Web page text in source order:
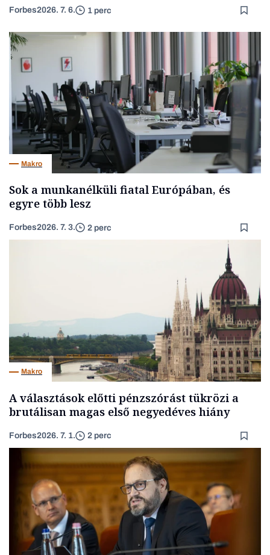
Forbes2026. 7. 6. 1 perc
Makro
Sok a munkanélküli fiatal Európában, és
egyre több lesz
Forbes2026. 7. 3. 2 perc
Makro
A választások előtti pénzszórást tükrözi a
brutálisan magas első negyedéves hiány
Forbes2026. 7. 1. 2 perc